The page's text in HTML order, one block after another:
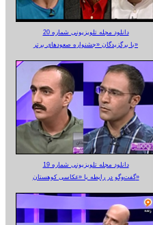
دانلود مجله تلویزیونی شماره 20
با برگزیدگان «جشنواره صعودهای برتر»
دانلود مجله تلویزیونی شماره 19
گفت‌وگو در رابطه با «عکاسی کوهستان»